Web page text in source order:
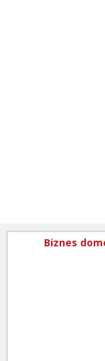
Biznes